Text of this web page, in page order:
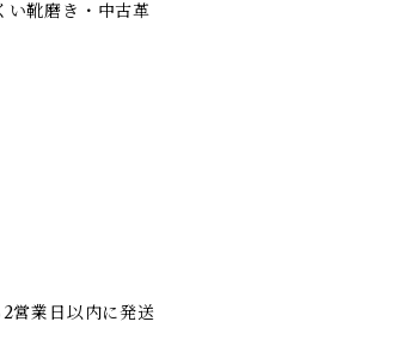
い靴磨き・中古革
営業日以内に発送